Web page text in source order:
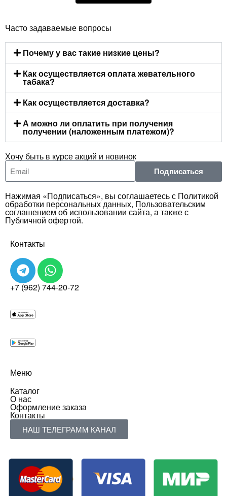
Часто задаваемые вопросы
Почему у вас такие низкие цены?
Как осуществляется оплата жевательного
табака?
Как осуществляется доставка?
А можно ли оплатить при получения
получении (наложенным платежом)?
Хочу быть в курсе акций и новинок
Подписаться
Нажимая «Подписаться», вы соглашаетесь с Политикой
обработки персональных данных, Пользовательским
соглашением об использовании сайта, а также с
Публичной офертой.
Контакты
+7 (962) 744-20-72
Меню
Каталог
О нас
Оформление заказа
Контакты
НАШ ТЕЛЕГРАММ КАНАЛ